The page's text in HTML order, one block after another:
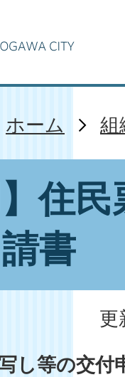
ホーム 組
】住
書
更
し等の交付